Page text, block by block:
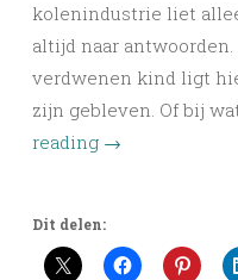
kolenindustrie liet
altijd naar
verdwenen kind ligt
zijn gebleven. Of bij
reading →
Dit delen: